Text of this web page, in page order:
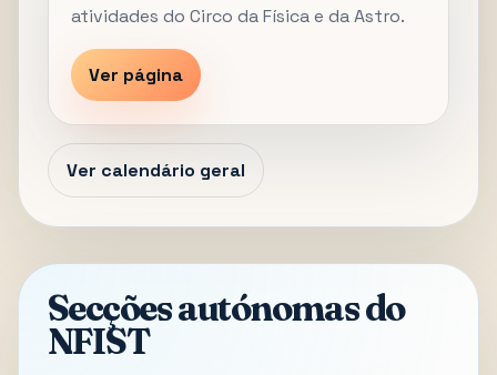
atividades do Circo da Física e da Astro.
Ver página
Ver calendário geral
Secções autónomas do
NFIST